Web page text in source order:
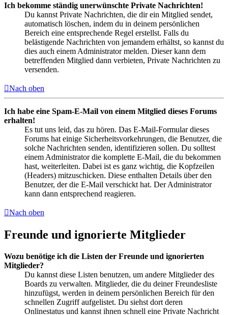
Ich bekomme ständig unerwünschte Private Nachrichten!
Du kannst Private Nachrichten, die dir ein Mitglied sendet,
automatisch löschen, indem du in deinem persönlichen
Bereich eine entsprechende Regel erstellst. Falls du
belästigende Nachrichten von jemandem erhältst, so kannst du
dies auch einem Administrator melden. Dieser kann dem
betreffenden Mitglied dann verbieten, Private Nachrichten zu
versenden.
Nach oben
Ich habe eine Spam-E-Mail von einem Mitglied dieses Forums
erhalten!
Es tut uns leid, das zu hören. Das E-Mail-Formular dieses
Forums hat einige Sicherheitsvorkehrungen, die Benutzer, die
solche Nachrichten senden, identifizieren sollen. Du solltest
einem Administrator die komplette E-Mail, die du bekommen
hast, weiterleiten. Dabei ist es ganz wichtig, die Kopfzeilen
(Headers) mitzuschicken. Diese enthalten Details über den
Benutzer, der die E-Mail verschickt hat. Der Administrator
kann dann entsprechend reagieren.
Nach oben
Freunde und ignorierte Mitglieder
Wozu benötige ich die Listen der Freunde und ignorierten
Mitglieder?
Du kannst diese Listen benutzen, um andere Mitglieder des
Boards zu verwalten. Mitglieder, die du deiner Freundesliste
hinzufügst, werden in deinem persönlichen Bereich für den
schnellen Zugriff aufgelistet. Du siehst dort deren
Onlinestatus und kannst ihnen schnell eine Private Nachricht